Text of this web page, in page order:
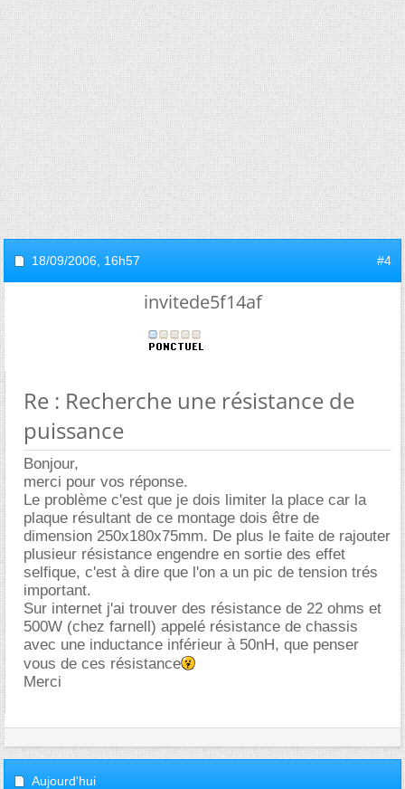
18/09/2006, 16h57 #4
invitede5f14af
Re : Recherche une résistance de
puissance
Bonjour,
merci pour vos réponse.
Le problème c'est que je dois limiter la place car la
plaque résultant de ce montage dois être de
dimension 250x180x75mm. De plus le faite de rajouter
plusieur résistance engendre en sortie des effet
selfique, c'est à dire que l'on a un pic de tension trés
important.
Sur internet j'ai trouver des résistance de 22 ohms et
500W (chez farnell) appelé résistance de chassis
avec une inductance inférieur à 50nH, que penser
vous de ces résistance
Merci
Aujourd'hui